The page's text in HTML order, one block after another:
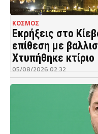
ΚΟΣΜΟΣ
Εκρήξεις στο
επίθεση με
Χτυπήθηκε κτίριο
05/08/2026 02:32